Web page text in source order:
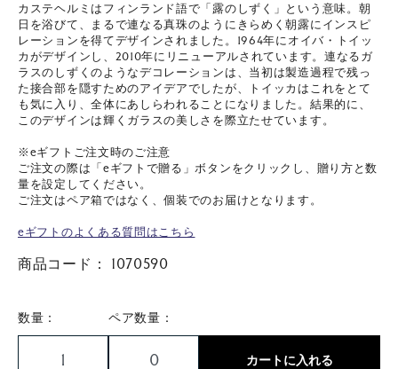
カステヘルミはフィンランド語で「露のしずく」という意味。朝
日を浴びて、まるで連なる真珠のようにきらめく朝露にインスピ
レーションを得てデザインされました。1964年にオイバ・トイッ
カがデザインし、2010年にリニューアルされています。連なるガ
ラスのしずくのようなデコレーションは、当初は製造過程で残っ
た接合部を隠すためのアイデアでしたが、トイッカはこれをとて
も気に入り、全体にあしらわれることになりました。結果的に、
このデザインは輝くガラスの美しさを際立たせています。
※eギフトご注文時のご注意
ご注文の際は「eギフトで贈る」ボタンをクリックし、贈り方と数
量を設定してください。
ご注文はペア箱ではなく、個装でのお届けとなります。
eギフトのよくある質問はこちら
商品コード： 1070590
数量： ペア数量：
カートに入れる